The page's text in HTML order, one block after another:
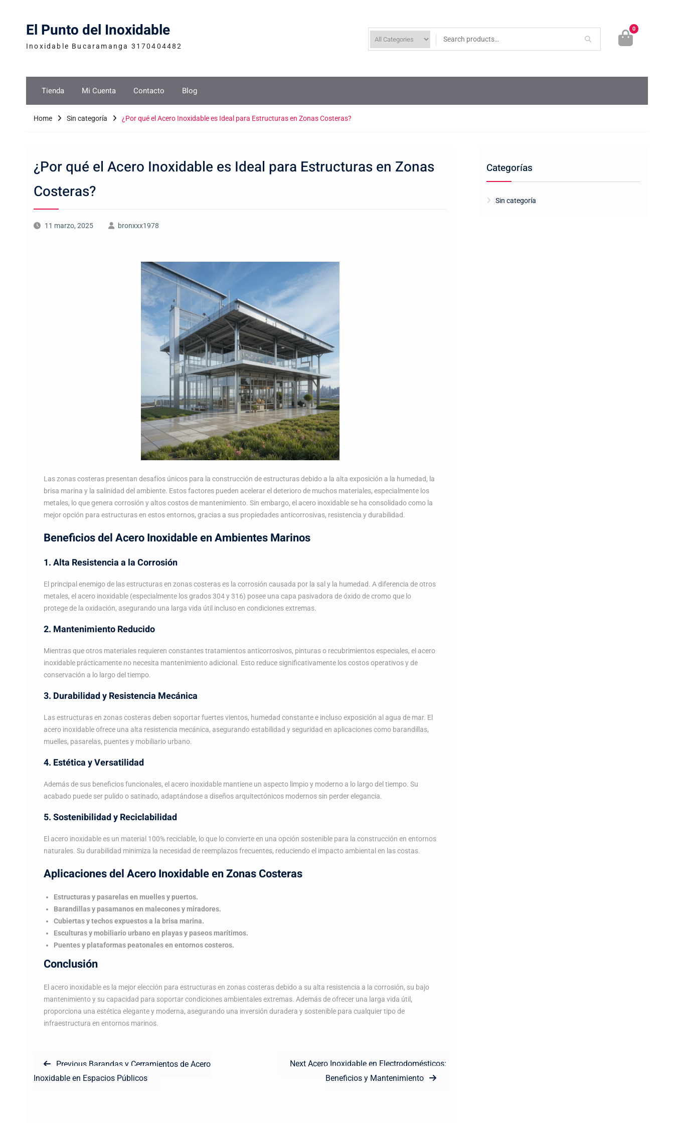
El Punto del Inoxidable
Inoxidable Bucaramanga 3170404482
0
Tienda Mi Cuenta Contacto Blog
Home Sin categoría ¿Por qué el Acero Inoxidable es Ideal para Estructuras en Zonas Costeras?
¿Por qué el Acero Inoxidable es Ideal para Estructuras en Zonas
Costeras?
11 marzo, 2025 bronxxx1978
Las zonas costeras presentan desafíos únicos para la construcción de estructuras debido a la alta exposición a la humedad, la
brisa marina y la salinidad del ambiente. Estos factores pueden acelerar el deterioro de muchos materiales, especialmente los
metales, lo que genera corrosión y altos costos de mantenimiento. Sin embargo, el acero inoxidable se ha consolidado como la
mejor opción para estructuras en estos entornos, gracias a sus propiedades anticorrosivas, resistencia y durabilidad.
Beneficios del Acero Inoxidable en Ambientes Marinos
1. Alta Resistencia a la Corrosión
El principal enemigo de las estructuras en zonas costeras es la corrosión causada por la sal y la humedad. A diferencia de otros
metales, el acero inoxidable (especialmente los grados 304 y 316) posee una capa pasivadora de óxido de cromo que lo
protege de la oxidación, asegurando una larga vida útil incluso en condiciones extremas.
2. Mantenimiento Reducido
Mientras que otros materiales requieren constantes tratamientos anticorrosivos, pinturas o recubrimientos especiales, el acero
inoxidable prácticamente no necesita mantenimiento adicional. Esto reduce significativamente los costos operativos y de
conservación a lo largo del tiempo.
3. Durabilidad y Resistencia Mecánica
Las estructuras en zonas costeras deben soportar fuertes vientos, humedad constante e incluso exposición al agua de mar. El
acero inoxidable ofrece una alta resistencia mecánica, asegurando estabilidad y seguridad en aplicaciones como barandillas,
muelles, pasarelas, puentes y mobiliario urbano.
4. Estética y Versatilidad
Además de sus beneficios funcionales, el acero inoxidable mantiene un aspecto limpio y moderno a lo largo del tiempo. Su
acabado puede ser pulido o satinado, adaptándose a diseños arquitectónicos modernos sin perder elegancia.
5. Sostenibilidad y Reciclabilidad
El acero inoxidable es un material 100% reciclable, lo que lo convierte en una opción sostenible para la construcción en entornos
naturales. Su durabilidad minimiza la necesidad de reemplazos frecuentes, reduciendo el impacto ambiental en las costas.
Aplicaciones del Acero Inoxidable en Zonas Costeras
Estructuras y pasarelas en muelles y puertos.
Barandillas y pasamanos en malecones y miradores.
Cubiertas y techos expuestos a la brisa marina.
Esculturas y mobiliario urbano en playas y paseos marítimos.
Puentes y plataformas peatonales en entornos costeros.
Conclusión
El acero inoxidable es la mejor elección para estructuras en zonas costeras debido a su alta resistencia a la corrosión, su bajo
mantenimiento y su capacidad para soportar condiciones ambientales extremas. Además de ofrecer una larga vida útil,
proporciona una estética elegante y moderna, asegurando una inversión duradera y sostenible para cualquier tipo de
infraestructura en entornos marinos.
Navegación
de
Previous Previous
post:
Barandas y Cerramientos de Acero
Inoxidable en Espacios Públicos
Next Next
Acero Inoxidable en Electrodomésticos:
Beneficios y Mantenimiento
Categorías
Sin categoría